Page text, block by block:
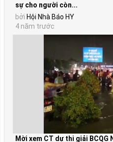
sự cho người còn...
bởi Hội Nhà Báo HY
4 năm trước
Mời xem CT dự thi giải BCQG